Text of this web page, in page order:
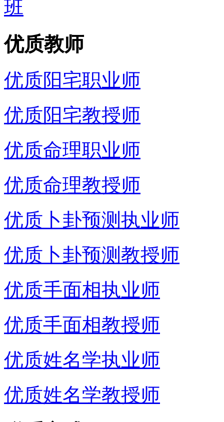
优质教师
优质阳宅职业师
优质阳宅教授师
优质命理职业师
优质命理教授师
优质卜卦预测执业师
优质卜卦预测教授师
优质手面相执业师
优质手面相教授师
优质姓名学执业师
优质姓名学教授师